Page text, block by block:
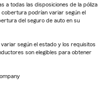
a todas las disposiciones de la póliza
cobertura podrían variar según el
del seguro de auto en su
según el estado y los requisitos
son elegibles para obtener